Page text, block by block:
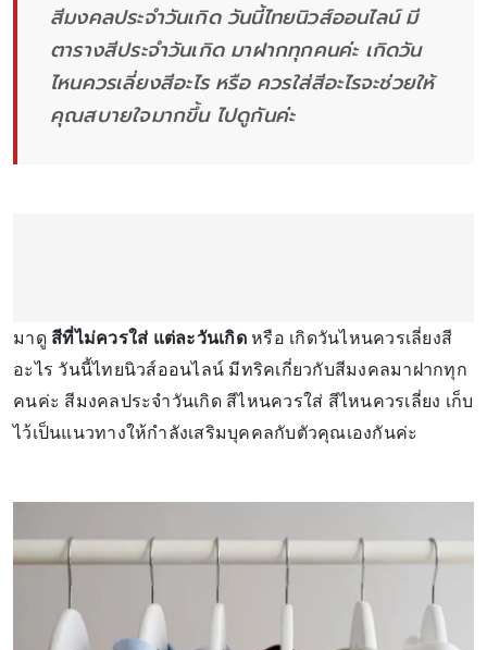
สีมงคลประจำวันเกิด วันนี้ไทยนิวส์ออนไลน์ มี
ตารางสีประจำวันเกิด มาฝากทุกคนค่ะ เกิดวัน
ไหนควรเลี่ยงสีอะไร หรือ ควรใส่สีอะไรจะช่วยให้
คุณสบายใจมากขึ้น ไปดูกันค่ะ
มาดูสีที่ไม่ควรใส่ แต่ละวันเกิดหรือ เกิดวันไหนควรเลี่ยงสี
อะไร วันนี้ไทยนิวส์ออนไลน์ มีทริคเกี่ยวกับสีมงคลมาฝากทุก
คนค่ะ สีมงคลประจำวันเกิด สีไหนควรใส่ สีไหนควรเลี่ยง เก็บ
ไว้เป็นแนวทางให้กำลังเสริมบุคคลกับตัวคุณเองกันค่ะ